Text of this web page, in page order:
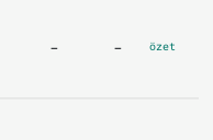
- - özet